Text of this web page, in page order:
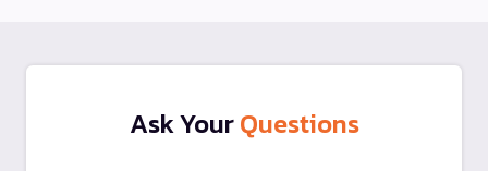
Ask YourQuestions